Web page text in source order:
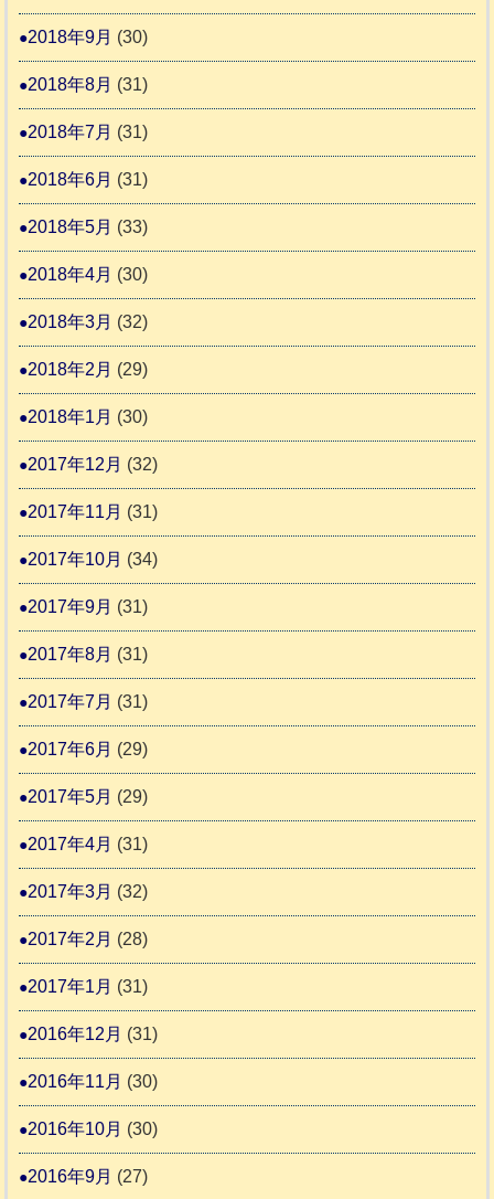
2018年9月 (30)
2018年8月 (31)
2018年7月 (31)
2018年6月 (31)
2018年5月 (33)
2018年4月 (30)
2018年3月 (32)
2018年2月 (29)
2018年1月 (30)
2017年12月 (32)
2017年11月 (31)
2017年10月 (34)
2017年9月 (31)
2017年8月 (31)
2017年7月 (31)
2017年6月 (29)
2017年5月 (29)
2017年4月 (31)
2017年3月 (32)
2017年2月 (28)
2017年1月 (31)
2016年12月 (31)
2016年11月 (30)
2016年10月 (30)
2016年9月 (27)